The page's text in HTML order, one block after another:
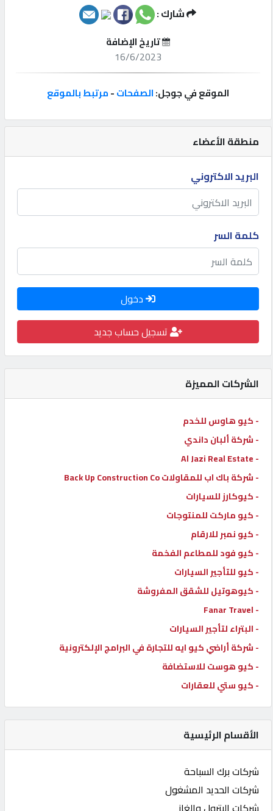
إعلانات
المنتدى
كيو
مزاد
نمبر
كيو
ماركت
الدليل
POWERED
QHOST
منطقة الأعضاء
البريد الاكتروني
كلمة السر
دخول
تسجيل حساب جديد
الشركات المميزة
- كيو هاوس للخدم
- شركة ألبان داندي
- Al Jazi Real Estate
- شركة باك اب للمقاولات Back Up Construction Co
- كيوكارز للسيارات
- كيو ماركت للمنتوجات
- كيو نمبر للارقام
- كيو فود للمطاعم الفخمة
- كيو للتأجير السيارات
- كيوهوتيل للشقق المفروشة
- Fanar Travel
- البتراء لتأجير السيارات
- شركة أراضي كيو ايه للتجارة في البرامج الإلكترونية
- كيو هوست للاستضافة
- كيو ستي للعقارات
الأقسام الرئيسية
شركات برك السباحة
شركات الحديد المشغول
شارك :
تاريخ الإضافة
16/6/2023
الموقع في جوجل:الصفحات-مرتبط بالموقع